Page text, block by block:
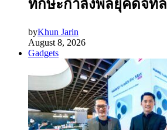
ทักษะกำลังพลยุคดิจิทัล
byKhun Jarin
August 8, 2026
Gadgets